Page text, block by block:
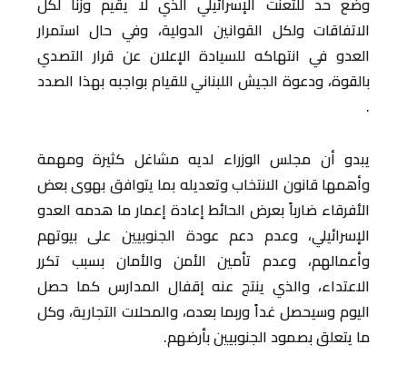
الاتفاقات ولكل القوانين الدولية، وفي حال استمرار
العدو في انتهاكه للسيادة الإعلان عن قرار التصدي
بالقوة، ودعوة الجيش اللبناني للقيام بواجبه بهذا الصدد
.
يبدو أن مجلس الوزراء لديه مشاغل كثيرة ومهمة
وأهمها قانون الانتخاب وتعديله بما يتوافق بهوى بعض
الأفرقاء ضارباً بعرض الحائط إعادة إعمار ما هدمه العدو
الإسرائيلي، وعدم دعم عودة الجنوبيين على بيوتهم
وأعمالهم، وعدم تأمين الأمن والأمان بسبب تكرر
الاعتداء، والذي ينتج عنه إقفال المدارس كما حصل
اليوم وسيحصل غداً وربما بعده، والمحلات التجارية، وكل
ما يتعلق بصمود الجنوبيين بأرضهم.